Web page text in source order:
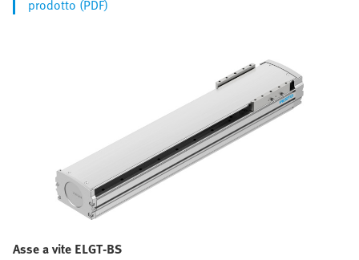
prodotto (PDF)
Asse a vite ELGT-BS